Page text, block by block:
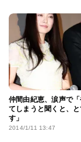
仲間由紀恵、涙声で
てしまうと聞くと、
す」
2014/1/11 13:47